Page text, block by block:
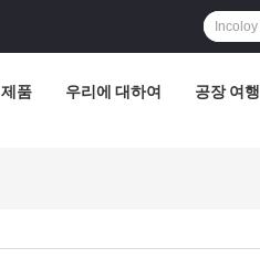
제품 우리에 대하여 공장 여행